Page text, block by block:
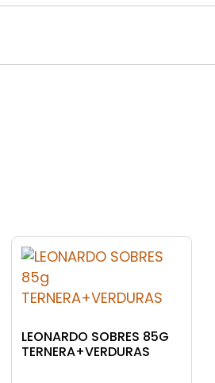
LEONARDO SOBRES 85G
TERNERA+VERDURAS